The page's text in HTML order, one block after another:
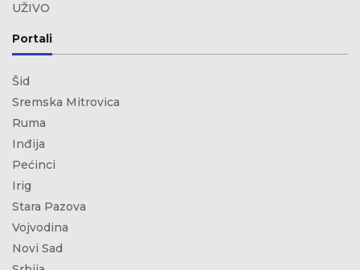
UŽIVO
Portali
Šid
Sremska Mitrovica
Ruma
Inđija
Pećinci
Irig
Stara Pazova
Vojvodina
Novi Sad